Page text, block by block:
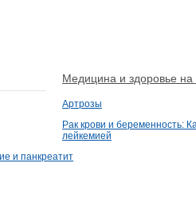
Медицина и здоровье на
Артрозы
Рак крови и беременность:
лейкемией
и панкреатит